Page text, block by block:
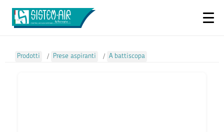
Prodotti / Prese aspiranti / A battiscopa